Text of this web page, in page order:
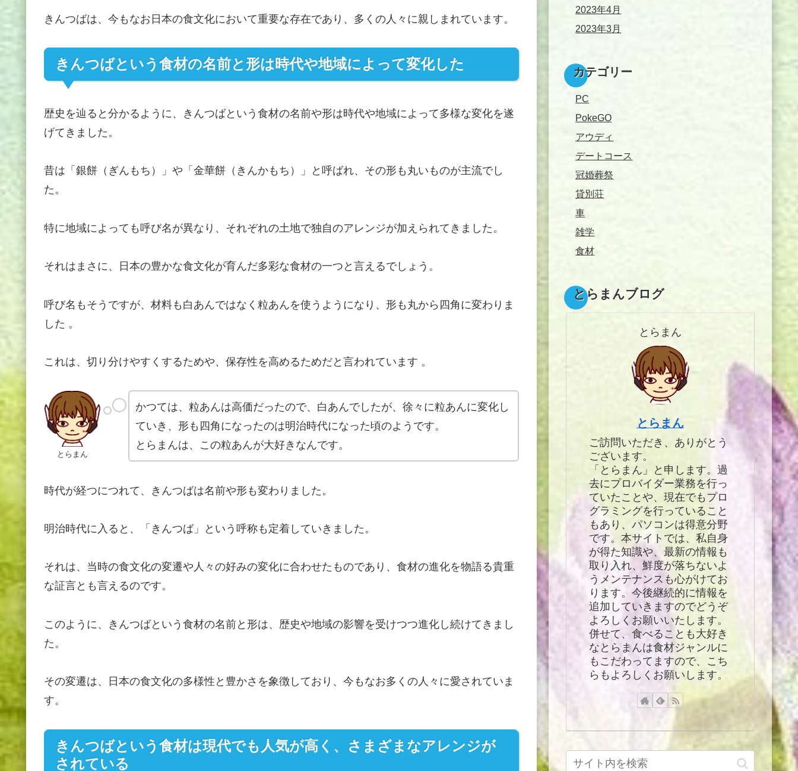
きんつばは、今もなお日本の食文化において重要な存在であり、多くの人々に親しまれています。
きんつばという食材の名前と形は時代や地域によって変化した
歴史を辿ると分かるように、きんつばという食材の名前や形は時代や地域によって多様な変化を遂
げてきました。
昔は「銀餅（ぎんもち）」や「金華餅（きんかもち）」と呼ばれ、その形も丸いものが主流でし
た。
特に地域によっても呼び名が異なり、それぞれの土地で独自のアレンジが加えられてきました。
それはまさに、日本の豊かな食文化が育んだ多彩な食材の一つと言えるでしょう。
呼び名もそうですが、材料も白あんではなく粒あんを使うようになり、形も丸から四角に変わりま
した 。
これは、切り分けやすくするためや、保存性を高めるためだと言われています 。
とらまん
かつては、粒あんは高価だったので、白あんでしたが、徐々に粒あんに変化し
ていき、形も四角になったのは明治時代になった頃のようです。
とらまんは、この粒あんが大好きなんです。
時代が経つにつれて、きんつばは名前や形も変わりました。
明治時代に入ると、「きんつば」という呼称も定着していきました。
それは、当時の食文化の変遷や人々の好みの変化に合わせたものであり、食材の進化を物語る貴重
な証言とも言えるのです。
このように、きんつばという食材の名前と形は、歴史や地域の影響を受けつつ進化し続けてきまし
た。
その変遷は、日本の食文化の多様性と豊かさを象徴しており、今もなお多くの人々に愛されていま
す。
きんつばという食材は現代でも人気が高く、さまざまなアレンジが
されている
2023年4月
2023年3月
カテゴリー
PC
PokeGO
アウディ
デートコース
冠婚葬祭
貸別荘
車
雑学
食材
とらまんブログ
とらまん
とらまん
ご訪問いただき、ありがとう
ございます。
「とらまん」と申します。過
去にプロバイダー業務を行っ
ていたことや、現在でもプロ
グラミングを行っていること
もあり、パソコンは得意分野
です。本サイトでは、私自身
が得た知識や、最新の情報も
取り入れ、鮮度が落ちないよ
うメンテナンスも心がけてお
ります。今後継続的に情報を
追加していきますのでどうぞ
よろしくお願いいたします。
併せて、食べることも大好き
なとらまんは食材ジャンルに
もこだわってますので、こち
らもよろしくお願いします。